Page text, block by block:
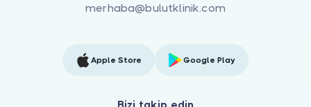
merhaba@bulutklinik.com
Apple Store Google Play
Bizi takip edin